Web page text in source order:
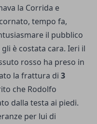
la Corrida e
tempo fa,
il pubblico
è costata cara. Ieri il
rosso ha preso in
la frattura di 3
che Rodolfo
dalla testa ai piedi.
per lui di